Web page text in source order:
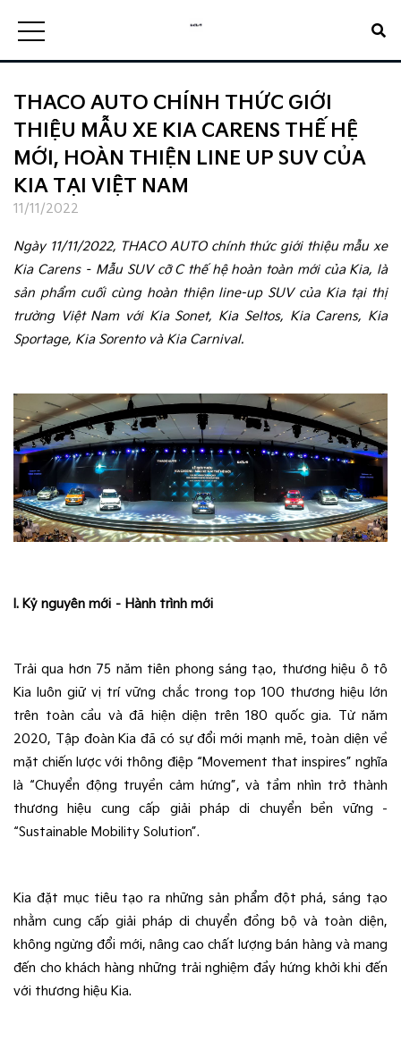
THACO AUTO CHÍNH THỨC GIỚI
THIỆU MẪU XE KIA CARENS THẾ HỆ
MỚI, HOÀN THIỆN LINE UP SUV CỦA
KIA TẠI VIỆT NAM
11/11/2022
Ngày 11/11/2022, THACO AUTO chính thức giới thiệu mẫu xe
Kia Carens – Mẫu SUV cỡ C thế hệ hoàn toàn mới của Kia, là
sản phẩm cuối cùng hoàn thiện line-up SUV của Kia tại thị
trường Việt Nam với Kia Sonet, Kia Seltos, Kia Carens, Kia
Sportage, Kia Sorento và Kia Carnival.
I. Kỷ nguyên mới – Hành trình mới
Trải qua hơn 75 năm tiên phong sáng tạo, thương hiệu ô tô
Kia luôn giữ vị trí vững chắc trong top 100 thương hiệu lớn
trên toàn cầu và đã hiện diện trên 180 quốc gia. Từ năm
2020, Tập đoàn Kia đã có sự đổi mới mạnh mẽ, toàn diện về
mặt chiến lược với thông điệp “Movement that inspires” nghĩa
là “Chuyển động truyền cảm hứng”, và tầm nhìn trở thành
thương hiệu cung cấp giải pháp di chuyển bền vững -
“Sustainable Mobility Solution”.
Kia đặt mục tiêu tạo ra những sản phẩm đột phá, sáng tạo
nhằm cung cấp giải pháp di chuyển đồng bộ và toàn diện,
không ngừng đổi mới, nâng cao chất lượng bán hàng và mang
đến cho khách hàng những trải nghiệm đầy hứng khởi khi đến
với thương hiệu Kia.